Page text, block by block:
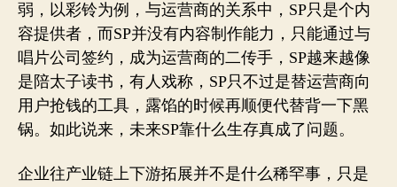
弱，以彩铃为例，与运营商的关系中，SP只是个内
容提供者，而SP并没有内容制作能力，只能通过与
唱片公司签约，成为运营商的二传手，SP越来越像
是陪太子读书，有人戏称，SP只不过是替运营商向
用户抢钱的工具，露馅的时候再顺便代替背一下黑
锅。如此说来，未来SP靠什么生存真成了问题。
企业往产业链上下游拓展并不是什么稀罕事，只是